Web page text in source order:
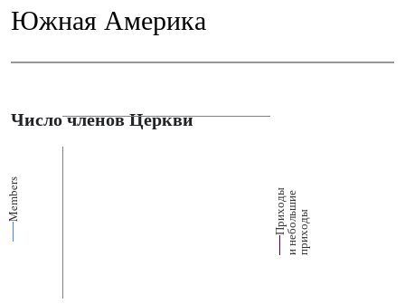
Южная Америка
Число членов Церкви
Members П
р
их
о
д
ы
и
н
е
б
о
ль
ш
ие
п
р
и
х
о
ды